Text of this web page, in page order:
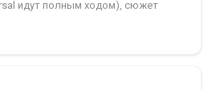
идут полным ходом), сюжет